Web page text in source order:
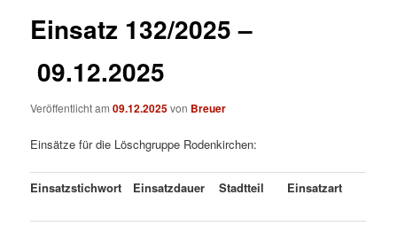
Einsatz 132/2025 –
09.12.2025
Veröffentlicht am09.12.2025von Breuer
Einsätze für die Löschgruppe Rodenkirchen:
Einsatzstichwort Einsatzdauer Stadtteil Einsatzart